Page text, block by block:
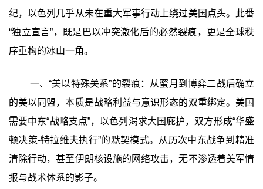
纪，以色列几乎从未在重大军事行动上绕过美国点头。此番
“独立宣言”，既是巴以冲突激化后的必然裂痕，更是全球秩
序重构的冰山一角。
一、“美以特殊关系”的裂痕：从蜜月到博弈二战后确立
的美以同盟，本质是战略利益与意识形态的双重绑定。美国
需要中东“战略支点”，以色列渴求大国庇护，双方形成“华盛
顿决策-特拉维夫执行”的默契模式。从历次中东战争到精准
清除行动，甚至伊朗核设施的网络攻击，无不渗透着美军情
报与战术体系的影子。